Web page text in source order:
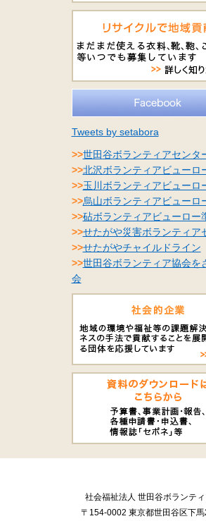
Tweets by setabora
>>世田谷ボランティアセンタ
>>北沢ボランティアビューロ
>>玉川ボランティアビューロ
>>烏山ボランティアビューロ
>>砧ボランティアビューロー
>>せたがや災害ボランティア
>>せたがやチャイルドライン
>>世田谷ボランティア協会を
会
社会福祉法人 世田谷ボランテ
〒154-0002 東京都世田谷区下